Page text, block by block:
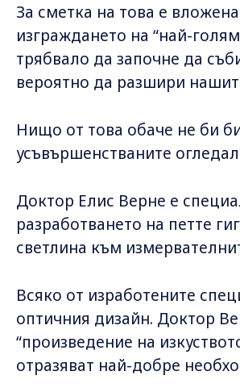
За сметка на това е
изграждането на “най-
трябвало да започне да
вероятно да разшири
Нищо от това обаче не би
усъвършенстваните
Доктор Елис Верне е
разработването на петте
светлина към
Всяко от изработените
оптичния дизайн. Доктор
“произведение на
отразяват най-добре